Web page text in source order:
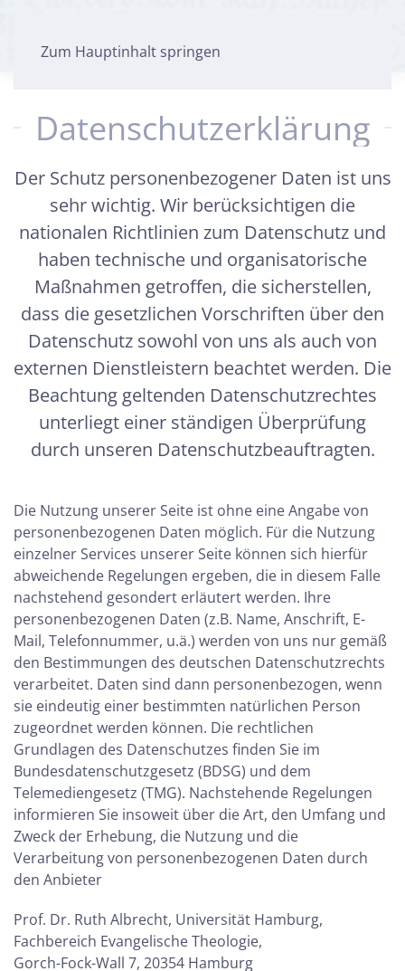
Zum Hauptinhalt springen
Datenschutzerklärung
Der Schutz personenbezogener Daten ist uns
sehr wichtig. Wir berücksichtigen die
nationalen Richtlinien zum Datenschutz und
haben technische und organisatorische
Maßnahmen getroffen, die sicherstellen,
dass die gesetzlichen Vorschriften über den
Datenschutz sowohl von uns als auch von
externen Dienstleistern beachtet werden. Die
Beachtung geltenden Datenschutzrechtes
unterliegt einer ständigen Überprüfung
durch unseren Datenschutzbeauftragten.
Die Nutzung unserer Seite ist ohne eine Angabe von
personenbezogenen Daten möglich. Für die Nutzung
einzelner Services unserer Seite können sich hierfür
abweichende Regelungen ergeben, die in diesem Falle
nachstehend gesondert erläutert werden. Ihre
personenbezogenen Daten (z.B. Name, Anschrift, E-
Mail, Telefonnummer, u.ä.) werden von uns nur gemäß
den Bestimmungen des deutschen Datenschutzrechts
verarbeitet. Daten sind dann personenbezogen, wenn
sie eindeutig einer bestimmten natürlichen Person
zugeordnet werden können. Die rechtlichen
Grundlagen des Datenschutzes finden Sie im
Bundesdatenschutzgesetz (BDSG) und dem
Telemediengesetz (TMG). Nachstehende Regelungen
informieren Sie insoweit über die Art, den Umfang und
Zweck der Erhebung, die Nutzung und die
Verarbeitung von personenbezogenen Daten durch
den Anbieter
Prof. Dr. Ruth Albrecht, Universität Hamburg,
Fachbereich Evangelische Theologie,
Gorch-Fock-Wall 7, 20354 Hamburg